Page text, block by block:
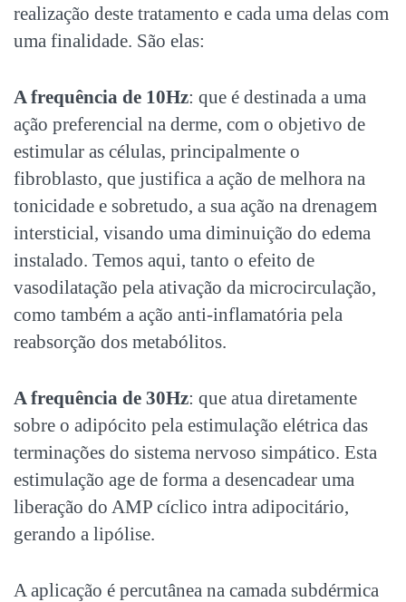
realização deste tratamento e cada uma delas com
uma finalidade. São elas:
A frequência de 10Hz: que é destinada a uma
ação preferencial na derme, com o objetivo de
estimular as células, principalmente o
fibroblasto, que justifica a ação de melhora na
tonicidade e sobretudo, a sua ação na drenagem
intersticial, visando uma diminuição do edema
instalado. Temos aqui, tanto o efeito de
vasodilatação pela ativação da microcirculação,
como também a ação anti-inflamatória pela
reabsorção dos metabólitos.
A frequência de 30Hz: que atua diretamente
sobre o adipócito pela estimulação elétrica das
terminações do sistema nervoso simpático. Esta
estimulação age de forma a desencadear uma
liberação do AMP cíclico intra adipocitário,
gerando a lipólise.
A aplicação é percutânea na camada subdérmica